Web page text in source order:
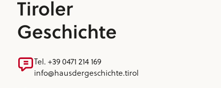
Tel. +39 0471 214 169
info@hausdergeschichte.tirol